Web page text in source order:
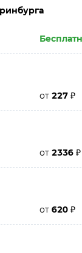
от 227 ₽
от 2336 ₽
от 620 ₽